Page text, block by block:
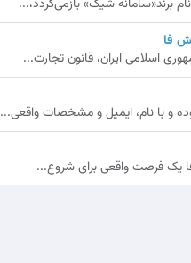
فا
اسلامی ایران، قانون تجارت...
و با نام، ایمیل و مشخصات واقعی...
یک فرصت واقعی برای شروع...